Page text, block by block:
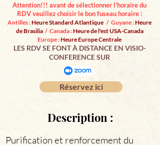
Attention!!! avant de sélectionner l'horaire du
RDV veuillez choisir le bon fuseau horaire :
Antilles :Heure Standard Atlantique / Guyane :Heure
de Brasilia / Canada :Heure de l'est USA-Canada
Europe :Heure Europe Centrale
LES RDV SE FONT À DISTANCE EN VISIO-
CONFERENCE SUR
Réservez ici
Description :
Purification et renforcement du